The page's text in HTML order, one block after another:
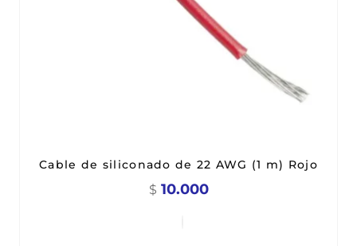
Cable de siliconado de 22 AWG (1 m) Rojo
$ 10.000